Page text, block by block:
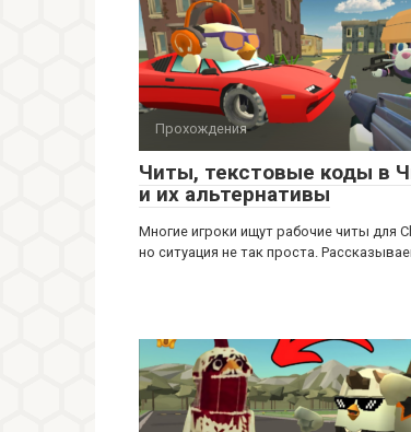
Прохождения
Читы, текстовые коды в
и их альтернативы
Многие игроки ищут рабочие читы для
но ситуация не так проста.